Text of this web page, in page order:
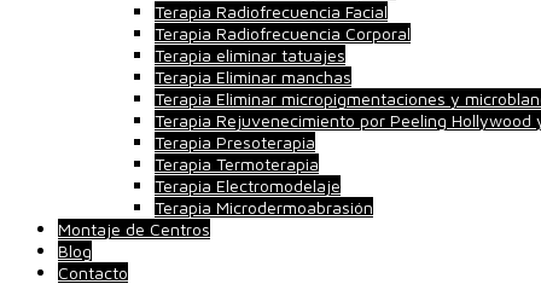
Terapia Radiofrecuencia Facial
Terapia Radiofrecuencia Corporal
Terapia eliminar tatuajes
Terapia Eliminar manchas
Terapia Eliminar micropigmentaciones y
Terapia Rejuvenecimiento por Peeling
Terapia Presoterapia
Terapia Termoterapia
Terapia Electromodelaje
Terapia Microdermoabrasión
Montaje de Centros
Blog
Contacto